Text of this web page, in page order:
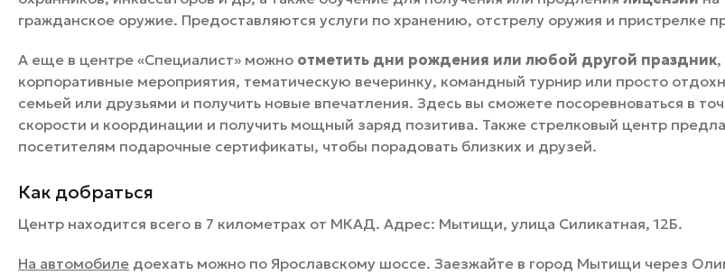
гражданское оружие. Предоставляются услуги по хранению, отстрелу оружия и пристрелке
А еще в центре «Специалист» можно отметить дни рождения или любой другой праздник,
корпоративные мероприятия, тематическую вечеринку, командный турнир или просто
семьей или друзьями и получить новые впечатления. Здесь вы сможете посоревноваться в
скорости и координации и получить мощный заряд позитива. Также стрелковый центр
посетителям подарочные сертификаты, чтобы порадовать близких и друзей.
Как добраться
Центр находится всего в 7 километрах от МКАД. Адрес: Мытищи, улица Силикатная, 12Б.
На автомобиле доехать можно по Ярославскому шоссе. Заезжайте в город Мытищи через